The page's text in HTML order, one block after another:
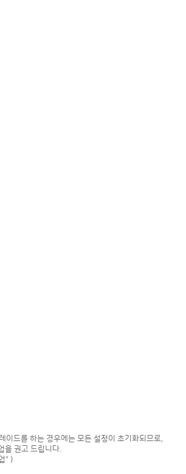
드를 하는 경우에는 모든 설정이 초기화되므로,
을 권고 드립니다.
" )